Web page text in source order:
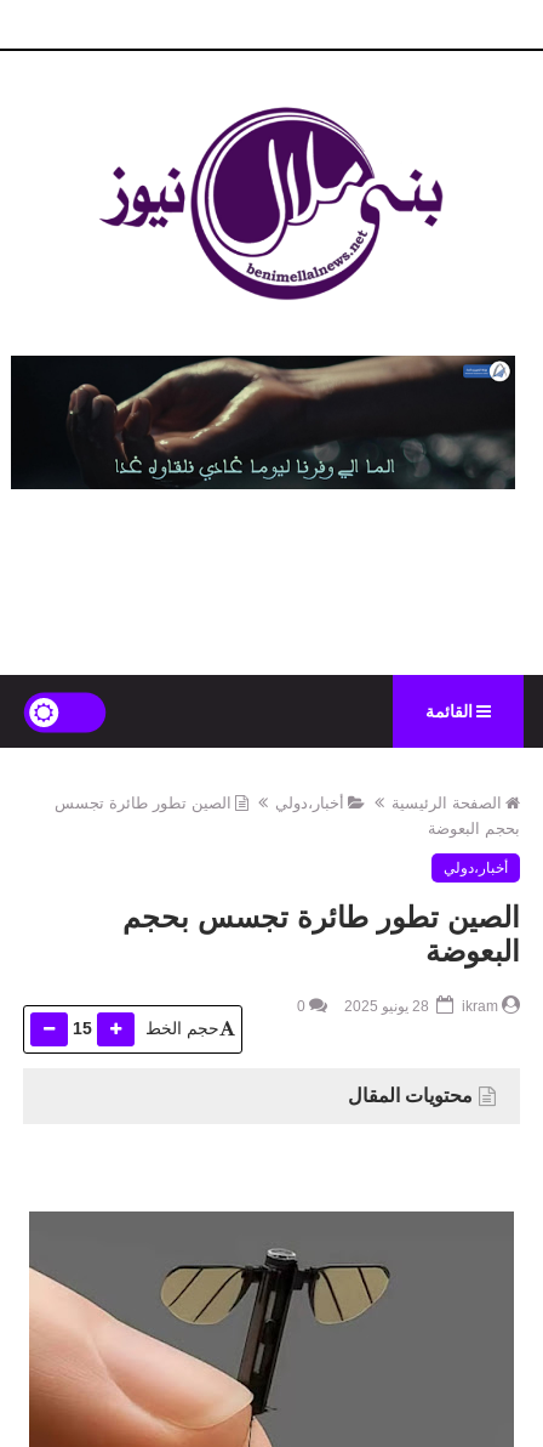
القائمة
الصفحة الرئيسية أخبار،دولي
الصين تطور طائرة تجسس
بحجم البعوضة
أخبار،دولي
الصين تطور طائرة تجسس بحجم
البعوضة
ikram
0
حجم الخط 15
محتويات المقال